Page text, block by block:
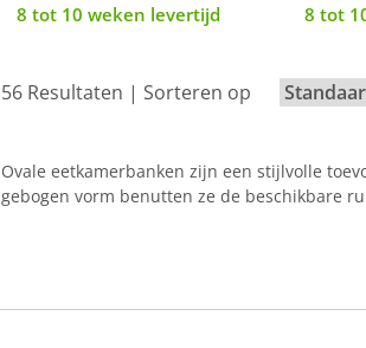
8 tot 10 weken levertijd 8 tot
56 Resultaten | Sorteren op
Ovale eetkamerbanken zijn een stijlvolle
gebogen vorm benutten ze de beschikbare